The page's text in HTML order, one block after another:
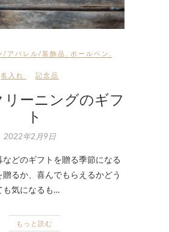
/アパレル/装飾品 ボールペン
名入れ 記念品
ーニングのギフ
ト
2022年2月9日
などのギフトを贈る季節になる
贈るか、喜んでもらえるかどう
も気になるも…
もっと読む